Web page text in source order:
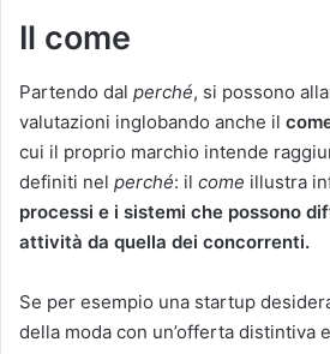
Il come
Partendo dal perché, si possono
valutazioni inglobando anche il
cui il proprio marchio intende
definiti nel perché: il come illustra
processi e i sistemi che possono
attività da quella dei concorrenti.
Se per esempio una startup
della moda con un’offerta distintiva